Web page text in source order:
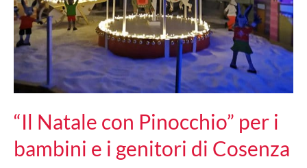
“Il Natale con Pinocchio” per i
bambini e i genitori di Cosenza